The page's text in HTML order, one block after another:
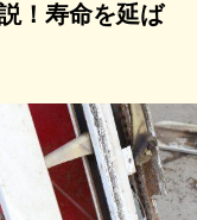
！寿命を延ば